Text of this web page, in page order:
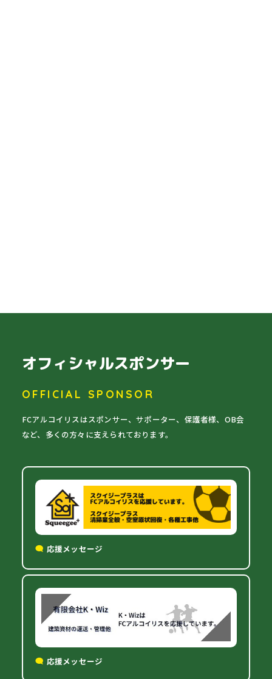
オフィシャルスポンサー
OFFICIAL SPONSOR
FCアルコイリスはスポンサー、サポーター、保護者様、OB会
など、多くの方々に支えられております。
応援メッセージ
応援メッセージ